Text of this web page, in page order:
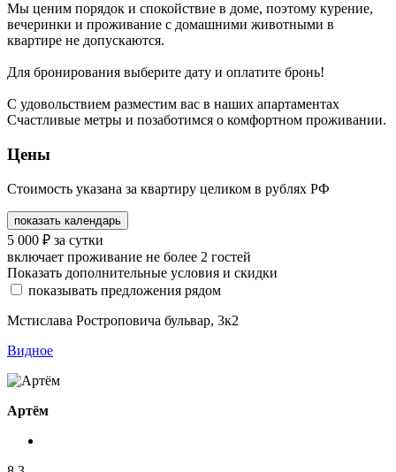
Мы ценим порядок и спокойствие в доме, поэтому курение,
вечеринки и проживание с домашними животными в
квартире не допускаются.
Для бронирования выберите дату и оплатите бронь!
С удовольствием разместим вас в наших апартаментах
Счастливые метры и позаботимся о комфортном проживании.
Цены
Стоимость указана за квартиру целиком в рублях РФ
показать календарь
5 000 ₽ за сутки
включает проживание не более 2 гостей
Показать дополнительные условия и скидки
показывать предложения рядом
Мстислава Ростроповича бульвар, 3к2
Видное
Артём